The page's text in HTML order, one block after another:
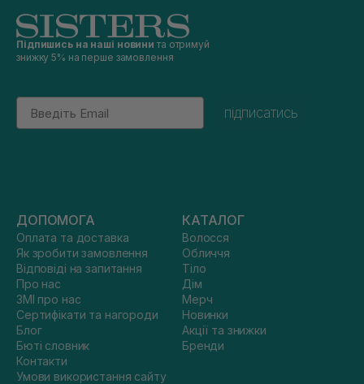
Підпишись на наші новини та отримуй
знижку 5% на перше замовлення
Email
підписатись
ДОПОМОГА
Оплата та доставка
Як зробити замовлення
Відповіді на запитання
Про нас
ЗМІ про нас
Сертифікати та нагороди
Блог
Бюті словник
Контакти
Умови використання сайту
КАТАЛОГ
Волосся
Обличчя
Тіло
Дім
Мерч
Новинки
Акції та знижки
Бренди